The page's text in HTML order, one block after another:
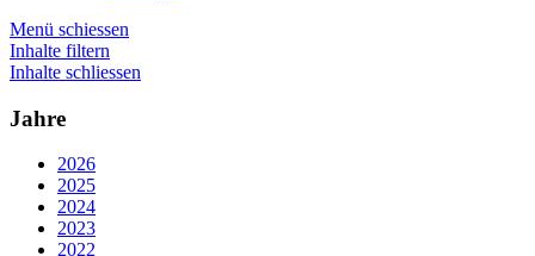
Menü schiessen
Inhalte filtern
Inhalte schliessen
Jahre
2026
2025
2024
2023
2022